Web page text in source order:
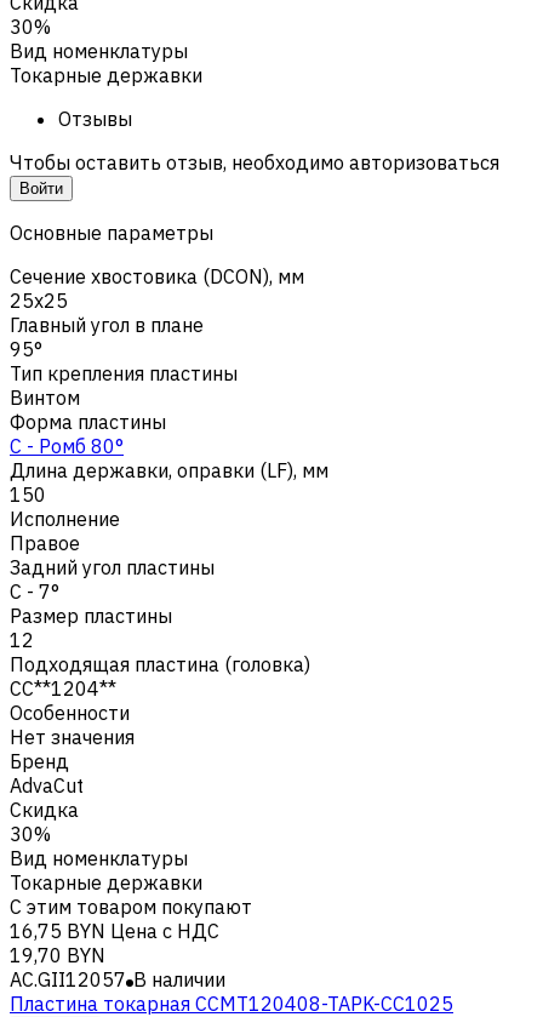
30%
Вид номенклатуры
Токарные державки
Отзывы
Чтобы оставить отзыв, необходимо авторизоваться
Войти
Основные параметры
Сечение хвостовика (DCON), мм
25x25
Главный угол в плане
95°
Тип крепления пластины
Винтом
Форма пластины
C - Ромб 80°
Длина державки, оправки (LF), мм
150
Исполнение
Правое
Задний угол пластины
C - 7°
Размер пластины
12
Подходящая пластина (головка)
CC**1204**
Особенности
Нет значения
Бренд
AdvaCut
Скидка
30%
Вид номенклатуры
Токарные державки
С этим товаром покупают
16,75 BYN Цена с НДС
19,70 BYN
AC.GII12057 В наличии
Пластина токарная CCMT120408-TAPK-CC1025